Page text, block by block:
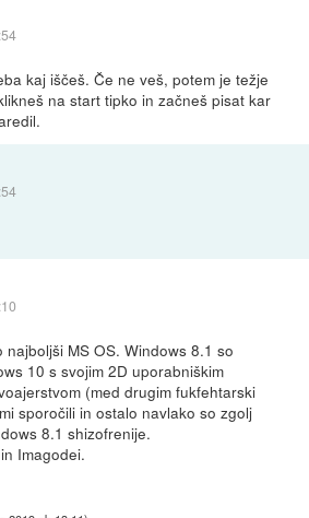
kaj iščeš. Če ne veš, potem je težje
na start tipko in začneš pisat kar
MS OS. Windows 8.1 so
10 s svojim 2D uporabniškim
(med drugim fukfehtarski
sporočili in ostalo navlako so zgolj
8.1 shizofrenije.
Imagodei.